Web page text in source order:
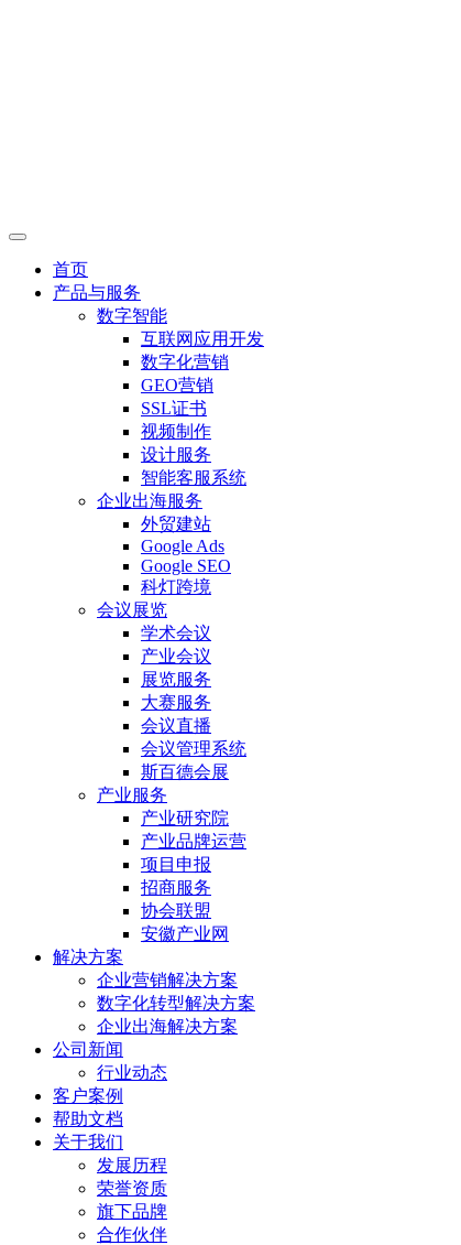
首页
产品与服务
数字智能
互联网应用开发
数字化营销
GEO营销
SSL证书
视频制作
设计服务
智能客服系统
企业出海服务
外贸建站
Google Ads
Google SEO
科灯跨境
会议展览
学术会议
产业会议
展览服务
大赛服务
会议直播
会议管理系统
斯百德会展
产业服务
产业研究院
产业品牌运营
项目申报
招商服务
协会联盟
安徽产业网
解决方案
企业营销解决方案
数字化转型解决方案
企业出海解决方案
公司新闻
行业动态
客户案例
帮助文档
关于我们
发展历程
荣誉资质
旗下品牌
合作伙伴